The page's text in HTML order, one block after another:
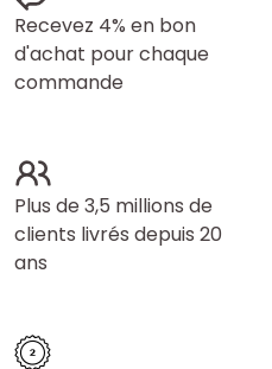
Recevez 4% en bon
d'achat pour chaque
commande
Plus de 3,5 millions de
clients livrés depuis 20
ans